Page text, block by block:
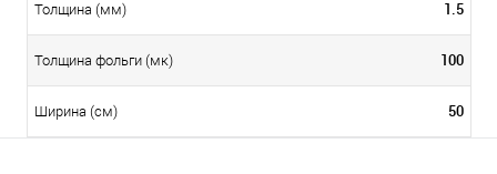
Толщина (мм) 1.5
Толщина фольги (мк) 100
Ширина (cм) 50